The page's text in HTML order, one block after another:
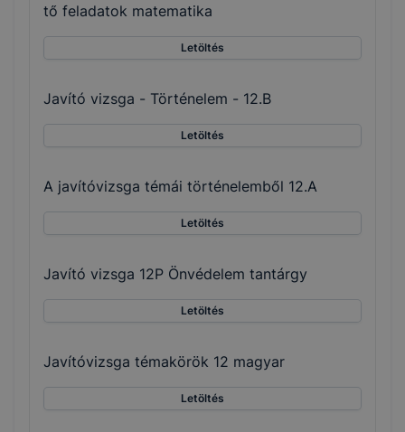
tő feladatok matematika
Letöltés
Javító vizsga - Történelem - 12.B
Letöltés
A javítóvizsga témái történelemből 12.A
Letöltés
Javító vizsga 12P Önvédelem tantárgy
Letöltés
Javítóvizsga témakörök 12 magyar
Letöltés